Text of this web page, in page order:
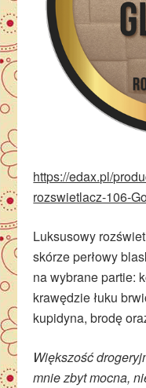
https://edax.pl/
rozswietlacz-106-
Luksusowy
skórze perłowy
na wybrane partie:
krawędzie łuku
kupidyna, brodę
Większość
mnie zbyt mocna,